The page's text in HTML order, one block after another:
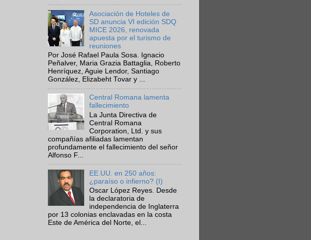
Asociación de Hoteles de
SD anuncia VI edición SDQ
MICE 2026, renovada
apuesta por el turismo de
reuniones
Por José Rafael Paula Sosa. Ignacio
Peñalver, Maria Grazia Battaglia, Roberto
Henríquez, Aguie Lendor, Santiago
González, Elizabeht Tovar y ...
Central Romana lamenta
fallecimiento
La Junta Directiva de
Central Romana
Corporation, Ltd. y sus
compañías afiliadas lamentan
profundamente el fallecimiento del señor
Alfonso F...
EE.UU. en 250 años:
¿paraíso o infierno? (I)
Oscar López Reyes. Desde
la declaratoria de
independencia de Inglaterra
por 13 colonias enclavadas en la costa
Este de América del Norte, el...